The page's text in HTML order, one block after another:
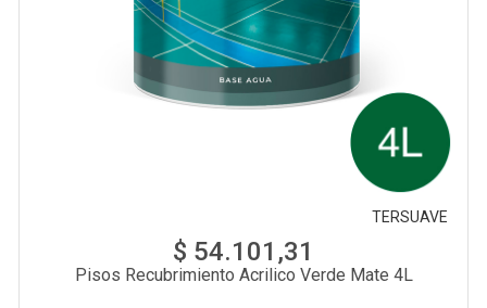
TERSUAVE
$ 54.101,31
Pisos Recubrimiento Acrilico Verde Mate 4L